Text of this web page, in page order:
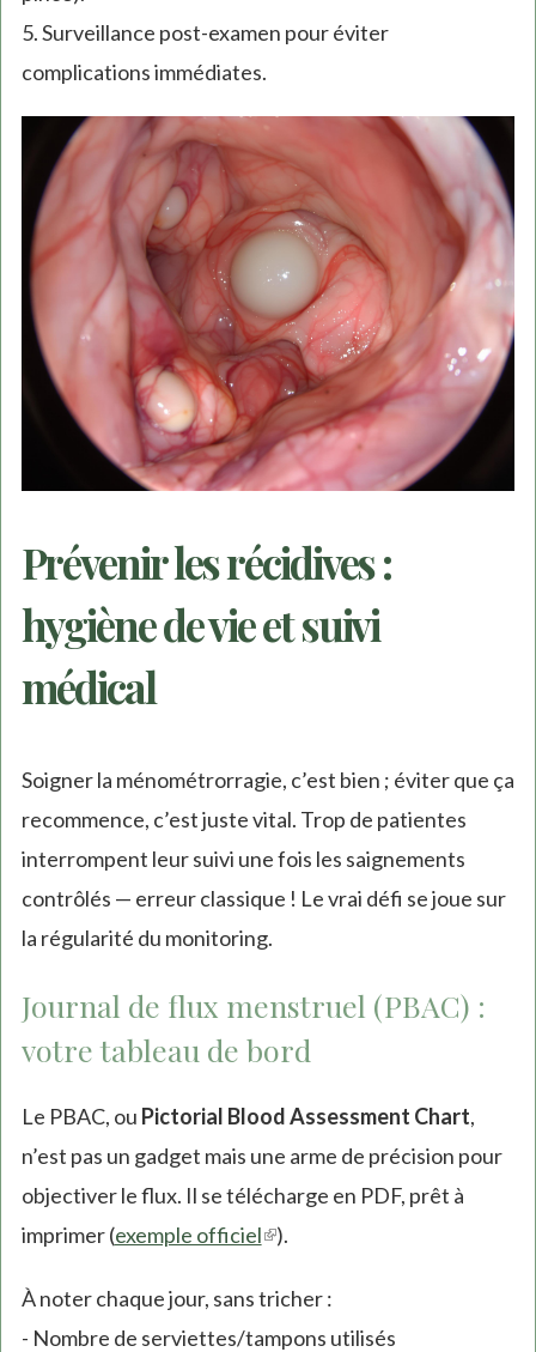
5. Surveillance post-examen pour éviter
complications immédiates.
Prévenir les récidives :
hygiène de vie et suivi
médical
Soigner la ménométrorragie, c’est bien ; éviter que ça
recommence, c’est juste vital. Trop de patientes
interrompent leur suivi une fois les saignements
contrôlés — erreur classique ! Le vrai défi se joue sur
la régularité du monitoring.
Journal de flux menstruel (PBAC) :
votre tableau de bord
Le PBAC, ou Pictorial Blood Assessment Chart,
n’est pas un gadget mais une arme de précision pour
objectiver le flux. Il se télécharge en PDF, prêt à
imprimer (exemple officiel(link
external)
).
À noter chaque jour, sans tricher :
- Nombre de serviettes/tampons utilisés